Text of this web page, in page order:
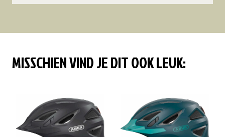
MISSCHIEN VIND JE DIT OOK LEUK: